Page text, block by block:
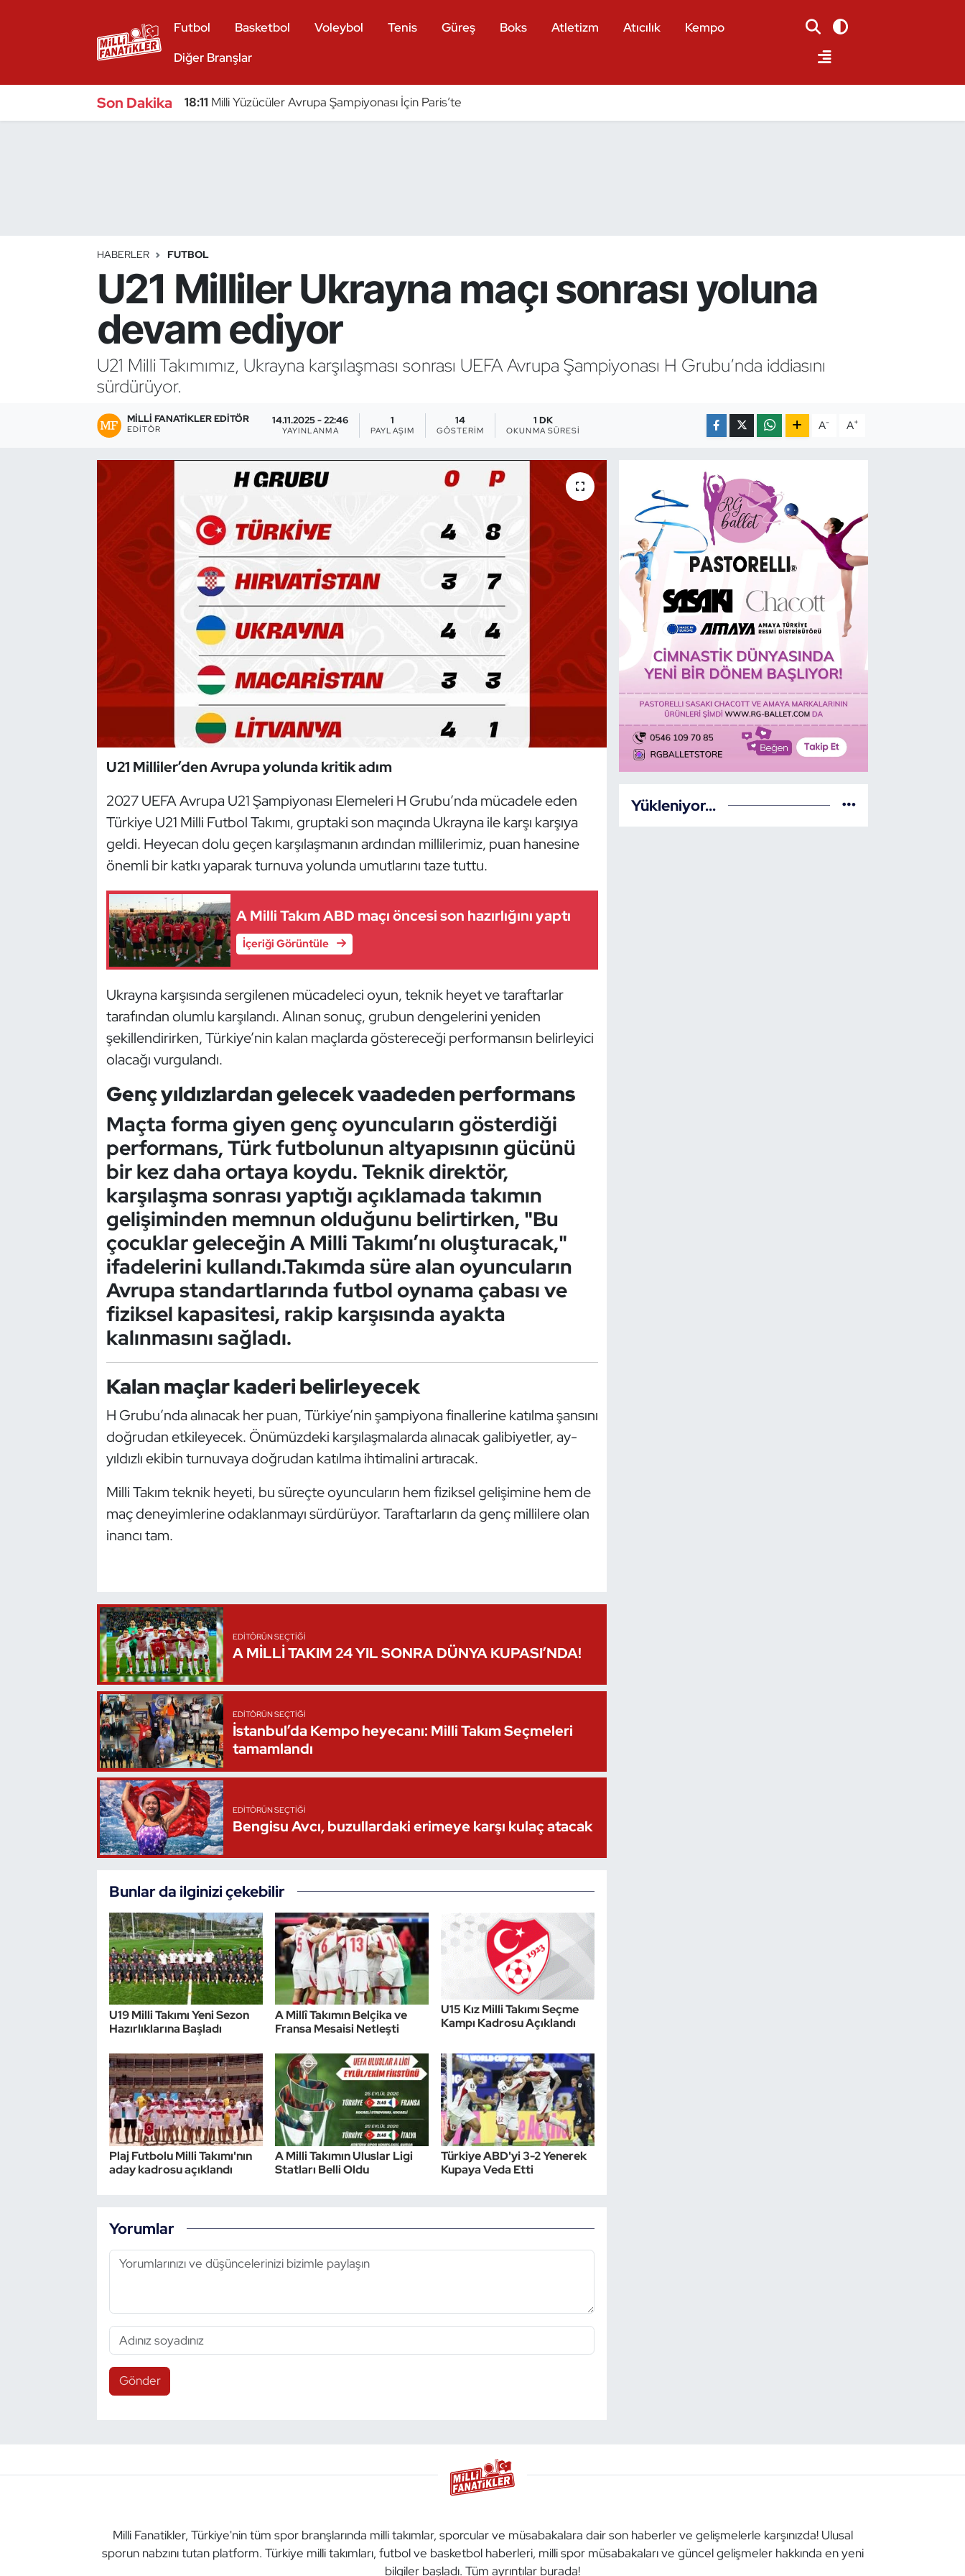
Futbol Basketbol Voleybol Tenis Güreş Boks Atletizm Atıcılık
Kempo
Diğer Branşlar
Son Dakika 18:11 Milli Yüzücüler Avrupa Şampiyonası İçin Paris’te
HABERLER FUTBOL
U21 Milliler Ukrayna maçı sonrası yoluna
devam ediyor
U21 Milli Takımımız, Ukrayna karşılaşması sonrası UEFA Avrupa Şampiyonası H Grubu’nda iddiasını
sürdürüyor.
MILLI FANATIKLER EDITÖR
EDITÖR
14.11.2025 - 22:46
YAYINLANMA
1
PAYLAŞIM
14
GÖSTERIM
1 DK
OKUNMA SÜRESI A- A+
U21 Milliler’den Avrupa yolunda kritik adım
2027 UEFA Avrupa U21 Şampiyonası Elemeleri H Grubu’nda mücadele eden
Türkiye U21 Milli Futbol Takımı, gruptaki son maçında Ukrayna ile karşı karşıya
geldi. Heyecan dolu geçen karşılaşmanın ardından millilerimiz, puan hanesine
önemli bir katkı yaparak turnuva yolunda umutlarını taze tuttu.
A Milli Takım ABD maçı öncesi son hazırlığını yaptı
İçeriği Görüntüle
Ukrayna karşısında sergilenen mücadeleci oyun, teknik heyet ve taraftarlar
tarafından olumlu karşılandı. Alınan sonuç, grubun dengelerini yeniden
şekillendirirken, Türkiye’nin kalan maçlarda göstereceği performansın belirleyici
olacağı vurgulandı.
Genç yıldızlardan gelecek vaadeden performans
Maçta forma giyen genç oyuncuların gösterdiği
performans, Türk futbolunun altyapısının gücünü
bir kez daha ortaya koydu. Teknik direktör,
karşılaşma sonrası yaptığı açıklamada takımın
gelişiminden memnun olduğunu belirtirken, "Bu
çocuklar geleceğin A Milli Takımı’nı oluşturacak,"
ifadelerini kullandı.Takımda süre alan oyuncuların
Avrupa standartlarında futbol oynama çabası ve
fiziksel kapasitesi, rakip karşısında ayakta
kalınmasını sağladı.
Kalan maçlar kaderi belirleyecek
H Grubu’nda alınacak her puan, Türkiye’nin şampiyona finallerine katılma şansını
doğrudan etkileyecek. Önümüzdeki karşılaşmalarda alınacak galibiyetler, ay-
yıldızlı ekibin turnuvaya doğrudan katılma ihtimalini artıracak.
Milli Takım teknik heyeti, bu süreçte oyuncuların hem fiziksel gelişimine hem de
maç deneyimlerine odaklanmayı sürdürüyor. Taraftarların da genç millilere olan
inancı tam.
EDITÖRÜN SEÇTIĞI
A MİLLİ TAKIM 24 YIL SONRA DÜNYA KUPASI’NDA!
EDITÖRÜN SEÇTIĞI
İstanbul’da Kempo heyecanı: Milli Takım Seçmeleri
tamamlandı
EDITÖRÜN SEÇTIĞI
Bengisu Avcı, buzullardaki erimeye karşı kulaç atacak
Bunlar da ilginizi çekebilir
U19 Milli Takımı Yeni Sezon
Hazırlıklarına Başladı
A Millî Takımın Belçika ve
Fransa Mesaisi Netleşti
U15 Kız Milli Takımı Seçme
Kampı Kadrosu Açıklandı
Plaj Futbolu Milli Takımı'nın
aday kadrosu açıklandı
A Milli Takımın Uluslar Ligi
Statları Belli Oldu
Türkiye ABD'yi 3-2 Yenerek
Kupaya Veda Etti
Yorumlar
Gönder
Yükleniyor...
Milli Fanatikler, Türkiye'nin tüm spor branşlarında milli takımlar, sporcular ve müsabakalara dair son haberler ve gelişmelerle karşınızda! Ulusal
sporun nabzını tutan platform. Türkiye milli takımları, futbol ve basketbol haberleri, milli spor müsabakaları ve güncel gelişmeler hakkında en yeni
bilgiler başladı. Tüm ayrıntılar burada!
Bocce Bowling Dart
Buz Hokeyi
Dans Sporları
Hava Sporları
İşitme Engelli Sporcular
Judo ve Kuraş
Kano ve Rafting
Modern Pentatlon
Motor Sporları
Oryantiring
Özel Sporcular
Paralimpik
Sualtı Sporları
Vücut Geliştirme Fitness
Wushu Kungfu